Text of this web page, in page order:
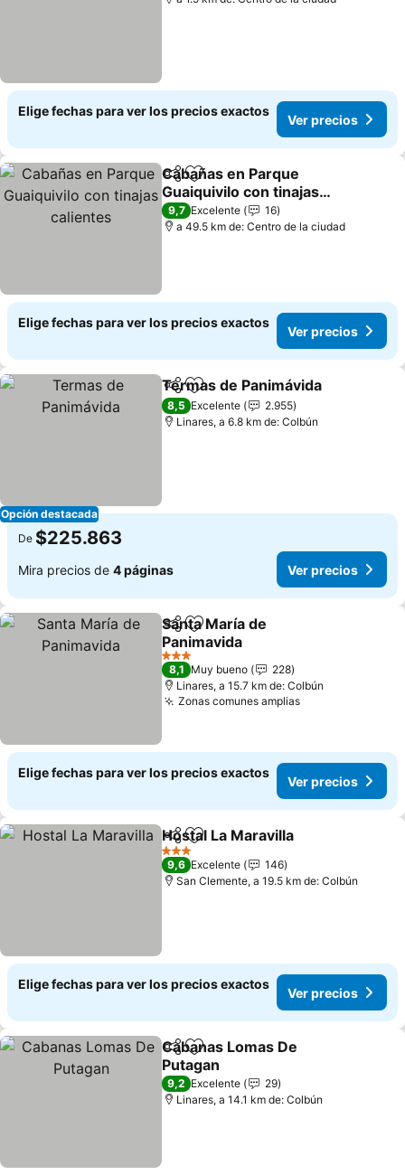
Elige fechas para ver los precios exactos
Ver precios
CompartirAgregar a favoritos
Cabañas en Parque
Guaiquivilo con tinajas
calientes
9,7 Excelente
16
a 49.5 km de: Centro de la ciudad
Elige fechas para ver los precios exactos
Ver precios
Opción destacada
Compartir
Agregar a favoritos
Termas de Panimávida
8,5 Excelente
2.955
Linares, a 6.8 km de: Colbún
De $225.863
Mira precios de 4 páginas Ver precios
CompartirAgregar a favoritos
Santa María de
Panimavida
3 Estrellas
8,1 Muy bueno
228
Linares, a 15.7 km de: Colbún
Zonas comunes amplias
Elige fechas para ver los precios exactos
Ver precios
CompartirAgregar a favoritos
Hostal La Maravilla
3 Estrellas
9,6 Excelente
146
San Clemente, a 19.5 km de: Colbún
Elige fechas para ver los precios exactos
Ver precios
CompartirAgregar a favoritos
Cabanas Lomas De
Putagan
9,2 Excelente
29
Linares, a 14.1 km de: Colbún